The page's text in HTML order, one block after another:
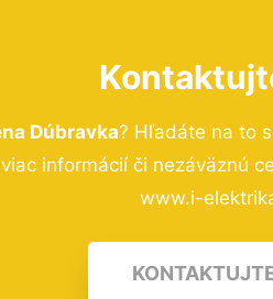
Dúbravka? Hľadáte na to
informácií či nezáväznú
www.i-